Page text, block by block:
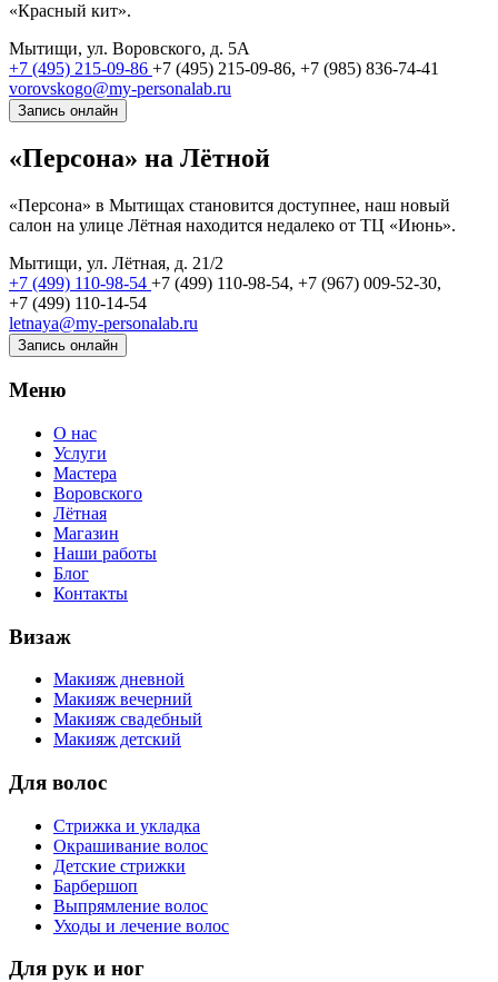
«Красный кит».
Мытищи, ул. Воровского, д. 5А
+7 (495) 215-09-86 +7 (495) 215-09-86, +7 (985) 836-74-41
vorovskogo@my-personalab.ru
Запись онлайн
«Персона» на Лётной
«Персона» в Мытищах становится доступнее, наш новый
салон на улице Лётная находится недалеко от ТЦ «Июнь».
Мытищи, ул. Лётная, д. 21/2
+7 (499) 110-98-54 +7 (499) 110-98-54, +7 (967) 009-52-30,
+7 (499) 110-14-54
letnaya@my-personalab.ru
Запись онлайн
Меню
О нас
Услуги
Мастера
Воровского
Лётная
Магазин
Наши работы
Блог
Контакты
Визаж
Макияж дневной
Макияж вечерний
Макияж свадебный
Макияж детский
Для волос
Стрижка и укладка
Окрашивание волос
Детские стрижки
Барбершоп
Выпрямление волос
Уходы и лечение волос
Для рук и ног